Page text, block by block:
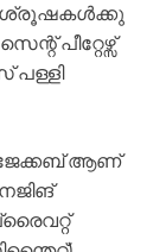
ശുശ്രൂഷകൾക്കു
പീറ്റേഴ്സ്
ജേക്കബ് ആണ്